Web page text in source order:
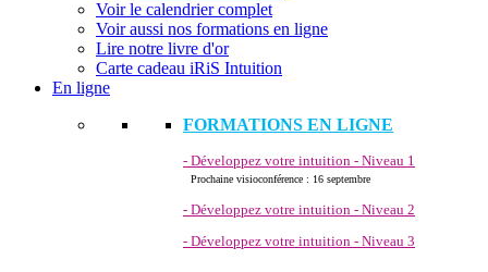
Voir le calendrier complet
Voir aussi nos formations en ligne
Lire notre livre d'or
Carte cadeau iRiS Intuition
En ligne
FORMATIONS EN LIGNE
- Développez votre intuition - Niveau 1
Prochaine visioconférence : 16 septembre
- Développez votre intuition - Niveau 2
- Développez votre intuition - Niveau 3